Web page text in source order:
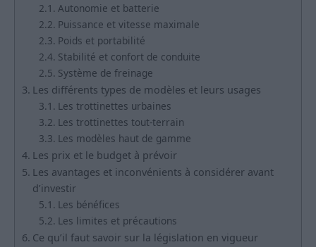
Autonomie et batterie
Puissance et vitesse maximale
Poids et portabilité
Stabilité et confort de conduite
Système de freinage
Les différents types de modèles et leurs usages
Les trottinettes urbaines
Les trottinettes tout-terrain
Les modèles haut de gamme
Les prix et le budget à prévoir
Les avantages et inconvénients à considérer avant
d’investir
Les bénéfices
Les limites et précautions
Ce qu’il faut savoir sur la législation en vigueur